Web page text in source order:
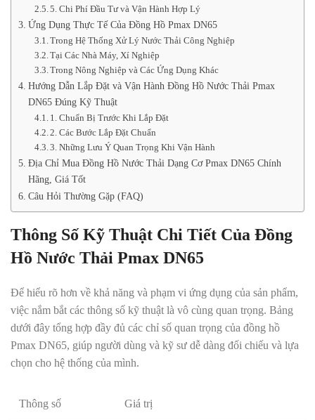
5. Chi Phí Đầu Tư và Vận Hành Hợp Lý
Ứng Dụng Thực Tế Của Đồng Hồ Pmax DN65
Trong Hệ Thống Xử Lý Nước Thải Công Nghiệp
Tại Các Nhà Máy, Xí Nghiệp
Trong Nông Nghiệp và Các Ứng Dụng Khác
Hướng Dẫn Lắp Đặt và Vận Hành Đồng Hồ Nước Thải Pmax
DN65 Đúng Kỹ Thuật
1. Chuẩn Bị Trước Khi Lắp Đặt
2. Các Bước Lắp Đặt Chuẩn
3. Những Lưu Ý Quan Trọng Khi Vận Hành
Địa Chỉ Mua Đồng Hồ Nước Thải Dạng Cơ Pmax DN65 Chính
Hãng, Giá Tốt
Câu Hỏi Thường Gặp (FAQ)
Thông Số Kỹ Thuật Chi Tiết Của Đồng
Hồ Nước Thải Pmax DN65
Để hiểu rõ hơn về khả năng và phạm vi ứng dụng của sản phẩm,
việc nắm bắt các thông số kỹ thuật là vô cùng quan trọng. Bảng
dưới đây tổng hợp đầy đủ các chỉ số quan trọng của đồng hồ
Pmax DN65, giúp người dùng và kỹ sư dễ dàng đối chiếu và lựa
chọn cho hệ thống của mình.
Thông số Giá trị